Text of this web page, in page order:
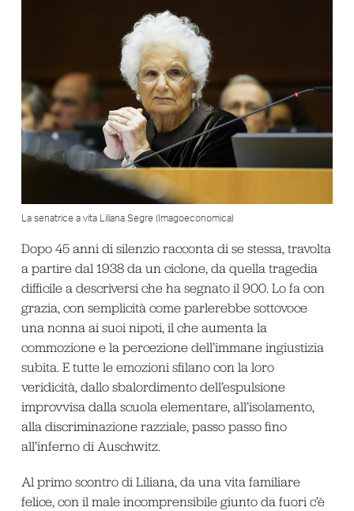
La senatrice a vita Liliana Segre (Imagoeconomica)
Dopo 45 anni di silenzio racconta di se stessa, travolta
a partire dal 1938 da un ciclone, da quella tragedia
difficile a descriversi che ha segnato il 900. Lo fa con
grazia, con semplicità come parlerebbe sottovoce
una nonna ai suoi nipoti, il che aumenta la
commozione e la percezione dell’immane ingiustizia
subita. E tutte le emozioni sfilano con la loro
veridicità, dallo sbalordimento dell’espulsione
improvvisa dalla scuola elementare, all’isolamento,
alla discriminazione razziale, passo passo fino
all’inferno di Auschwitz.
Al primo scontro di Liliana, da una vita familiare
felice, con il male incomprensibile giunto da fuori c’è